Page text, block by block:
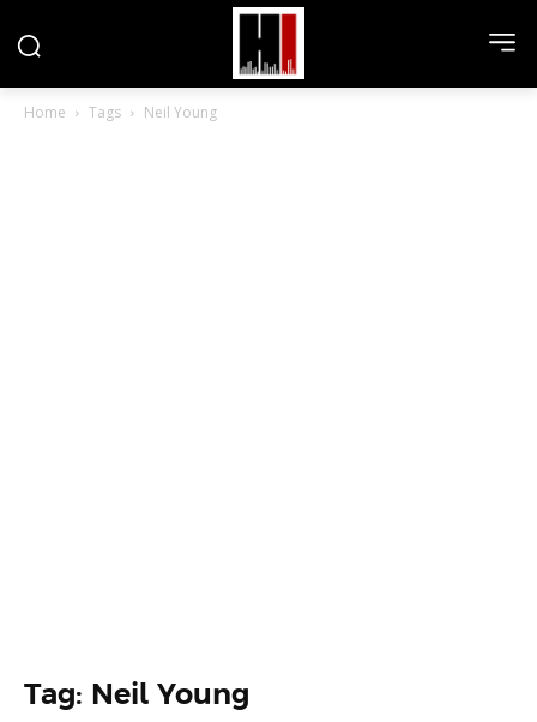
Home Tags Neil Young
Tag: Neil Young